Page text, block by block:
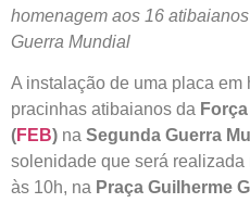
homenagem aos 16
Guerra Mundial
A instalação de uma placa em
pracinhas atibaianos da
(FEB) na Segunda Guerra
solenidade que será realizada
às 10h, na Praça Guilherme